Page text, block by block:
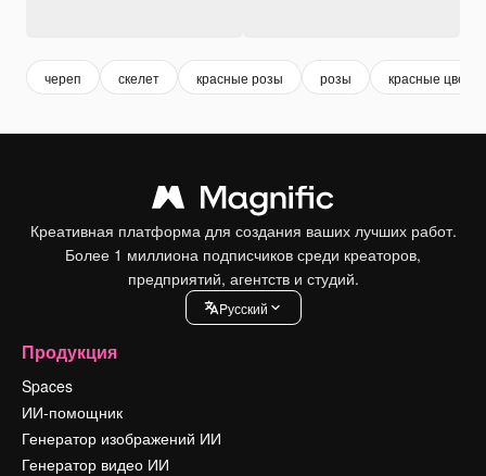
череп скелет красные розы розы красные цветы
Креативная платформа для создания ваших лучших работ.
Более 1 миллиона подписчиков среди креаторов,
предприятий, агентств и студий.
Pусский
Продукция
Spaces
ИИ-помощник
Генератор изображений ИИ
Генератор видео ИИ